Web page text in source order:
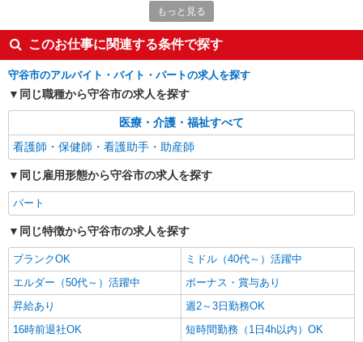
≪新守谷駅≫
時給2400円〜3000円 ＜日払い有/週払い有/交
通費全支給(ガソリン代含む)＞
守谷市
キープ
派遣社員
株式会社kotrio /●SI-H-2024252
≪新守谷駅≫年齢不問！０からスタートでも活
キープ 詳細を見る
派遣社員
株式会社kotrio /●SI-H-2076262
もっと見る
このお仕事に関連する条件で探す
守谷市のアルバイト・バイト・パートの求人を探す
同じ職種から守谷市の求人を探す
医療・介護・福祉すべて
看護師・保健師・看護助手・助産師
同じ雇用形態から守谷市の求人を探す
パート
同じ特徴から守谷市の求人を探す
ブランクOK
ミドル（40代～）活躍中
エルダー（50代～）活躍中
ボーナス・賞与あり
昇給あり
週2～3日勤務OK
16時前退社OK
短時間勤務（1日4h以内）OK